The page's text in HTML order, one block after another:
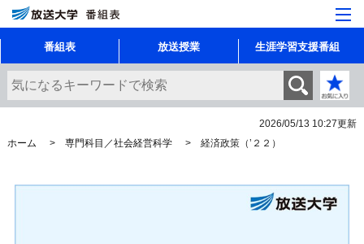
番組表 放送授業 生涯学習支援番組
2026/05/13 10:27更新
ホーム
専門科目／社会経営科学 経済政策（’２２）